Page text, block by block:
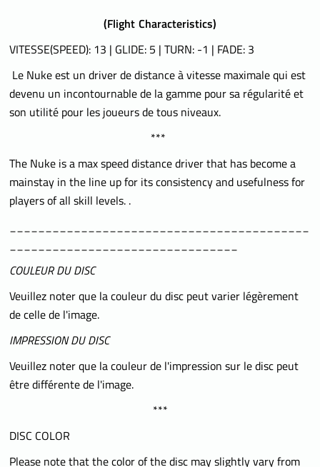
(Flight Characteristics)
VITESSE(SPEED): 13 | GLIDE: 5 | TURN: -1 | FADE: 3
Le Nuke est un driver de distance à vitesse maximale qui est
devenu un incontournable de la gamme pour sa régularité et
son utilité pour les joueurs de tous niveaux.
***
The Nuke is a max speed distance driver that has become a
mainstay in the line up for its consistency and usefulness for
players of all skill levels. .
COULEUR DU DISC
Veuillez noter que la couleur du disc peut varier légèrement
de celle de l'image.
IMPRESSION DU DISC
Veuillez noter que la couleur de l'impression sur le disc peut
être différente de l'image.
***
DISC COLOR
Please note that the color of the disc may slightly vary from